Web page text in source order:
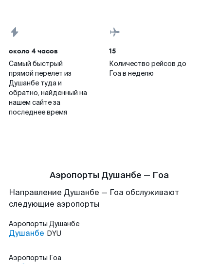
около 4 часов
Самый быстрый
прямой перелет из
Душанбе туда и
обратно, найденный на
нашем сайте за
последнее время
15
Количество рейсов до
Гоа в неделю
Аэропорты Душанбе — Гоа
Направление Душанбе — Гоа обслуживают
следующие аэропорты
Аэропорты Душанбе
Душанбе DYU
Аэропорты Гоа